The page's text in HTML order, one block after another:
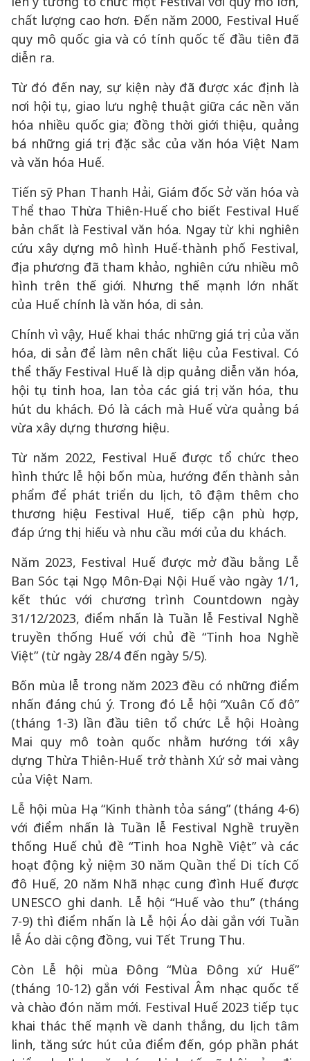
chất lượng cao hơn. Đến năm 2000, Festival Huế
quy mô quốc gia và có tính quốc tế đầu tiên đã
diễn ra.
Từ đó đến nay, sự kiện này đã được xác định là
nơi hội tụ, giao lưu nghệ thuật giữa các nền văn
hóa nhiều quốc gia; đồng thời giới thiệu, quảng
bá những giá trị đặc sắc của văn hóa Việt Nam
và văn hóa Huế.
Tiến sỹ Phan Thanh Hải, Giám đốc Sở văn hóa và
Thể thao Thừa Thiên-Huế cho biết Festival Huế
bản chất là Festival văn hóa. Ngay từ khi nghiên
cứu xây dựng mô hình Huế-thành phố Festival,
địa phương đã tham khảo, nghiên cứu nhiều mô
hình trên thế giới. Nhưng thế mạnh lớn nhất
của Huế chính là văn hóa, di sản.
Chính vì vậy, Huế khai thác những giá trị của văn
hóa, di sản để làm nên chất liệu của Festival. Có
thể thấy Festival Huế là dịp quảng diễn văn hóa,
hội tụ tinh hoa, lan tỏa các giá trị văn hóa, thu
hút du khách. Đó là cách mà Huế vừa quảng bá
vừa xây dựng thương hiệu.
Từ năm 2022, Festival Huế được tổ chức theo
hình thức lễ hội bốn mùa, hướng đến thành sản
phẩm để phát triển du lịch, tô đậm thêm cho
thương hiệu Festival Huế, tiếp cận phù hợp,
đáp ứng thị hiếu và nhu cầu mới của du khách.
Năm 2023, Festival Huế được mở đầu bằng Lễ
Ban Sóc tại Ngọ Môn-Đại Nội Huế vào ngày 1/1,
kết thúc với chương trình Countdown ngày
31/12/2023, điểm nhấn là Tuần lễ Festival Nghề
truyền thống Huế với chủ đề “Tinh hoa Nghề
Việt” (từ ngày 28/4 đến ngày 5/5).
Bốn mùa lễ trong năm 2023 đều có những điểm
nhấn đáng chú ý. Trong đó Lễ hội “Xuân Cố đô”
(tháng 1-3) lần đầu tiên tổ chức Lễ hội Hoàng
Mai quy mô toàn quốc nhằm hướng tới xây
dựng Thừa Thiên-Huế trở thành Xứ sở mai vàng
của Việt Nam.
Lễ hội mùa Hạ “Kinh thành tỏa sáng” (tháng 4-6)
với điểm nhấn là Tuần lễ Festival Nghề truyền
thống Huế chủ đề “Tinh hoa Nghề Việt” và các
hoạt động kỷ niệm 30 năm Quần thể Di tích Cố
đô Huế, 20 năm Nhã nhạc cung đình Huế được
UNESCO ghi danh. Lễ hội “Huế vào thu” (tháng
7-9) thì điểm nhấn là Lễ hội Áo dài gắn với Tuần
lễ Áo dài cộng đồng, vui Tết Trung Thu.
Còn Lễ hội mùa Đông “Mùa Đông xứ Huế”
(tháng 10-12) gắn với Festival Âm nhạc quốc tế
và chào đón năm mới. Festival Huế 2023 tiếp tục
khai thác thế mạnh về danh thắng, du lịch tâm
linh, tăng sức hút của điểm đến, góp phần phát